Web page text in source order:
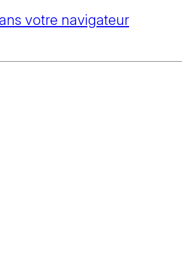
votre navigateur